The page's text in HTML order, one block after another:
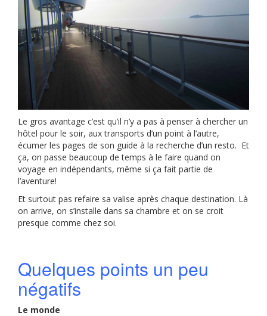
Le gros avantage c’est qu’il n’y a pas à penser à chercher un
hôtel pour le soir, aux transports d’un point à l’autre,
écumer les pages de son guide à la recherche d’un resto. Et
ça, on passe beaucoup de temps à le faire quand on
voyage en indépendants, même si ça fait partie de
l’aventure!
Et surtout pas refaire sa valise après chaque destination. Là
on arrive, on s’installe dans sa chambre et on se croit
presque comme chez soi.
Quelques points un peu
négatifs
Le monde